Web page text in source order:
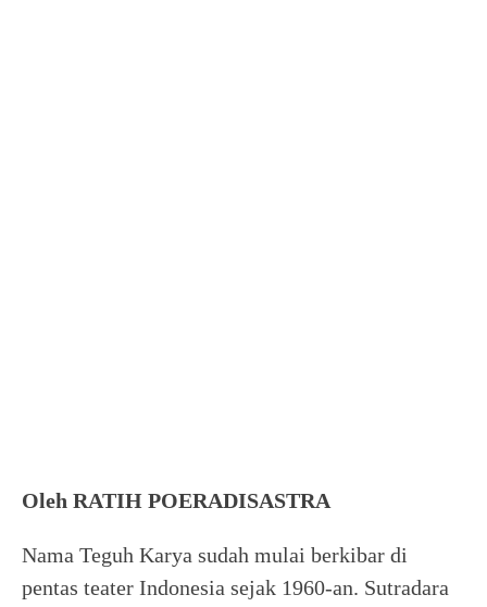
Oleh RATIH POERADISASTRA
Nama Teguh Karya sudah mulai berkibar di
pentas teater Indonesia sejak 1960-an. Sutradara